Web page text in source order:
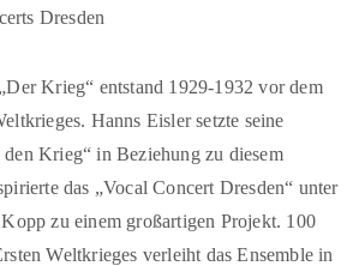
Krieg“ entstand 1929-1932 vor dem
Hanns Eisler setzte seine
Krieg“ in Beziehung zu diesem
das „Vocal Concert Dresden“ unter
zu einem großartigen Projekt. 100
Weltkrieges verleiht das Ensemble in